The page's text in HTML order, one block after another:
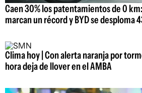
Caen 30% los patentamientos de 0
marcan un récord y BYD se desploma
Clima hoy | Con alerta naranja por
hora deja de llover en el AMBA